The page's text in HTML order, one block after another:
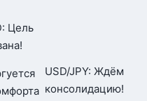
Цель
USD/JPY: Ждём
консолидацию!